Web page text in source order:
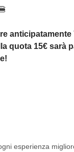
anticipatamente
quota 15€ sarà
esperienza